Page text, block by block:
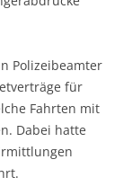
Polizeibeamter
für
Fahrten mit
Dabei hatte